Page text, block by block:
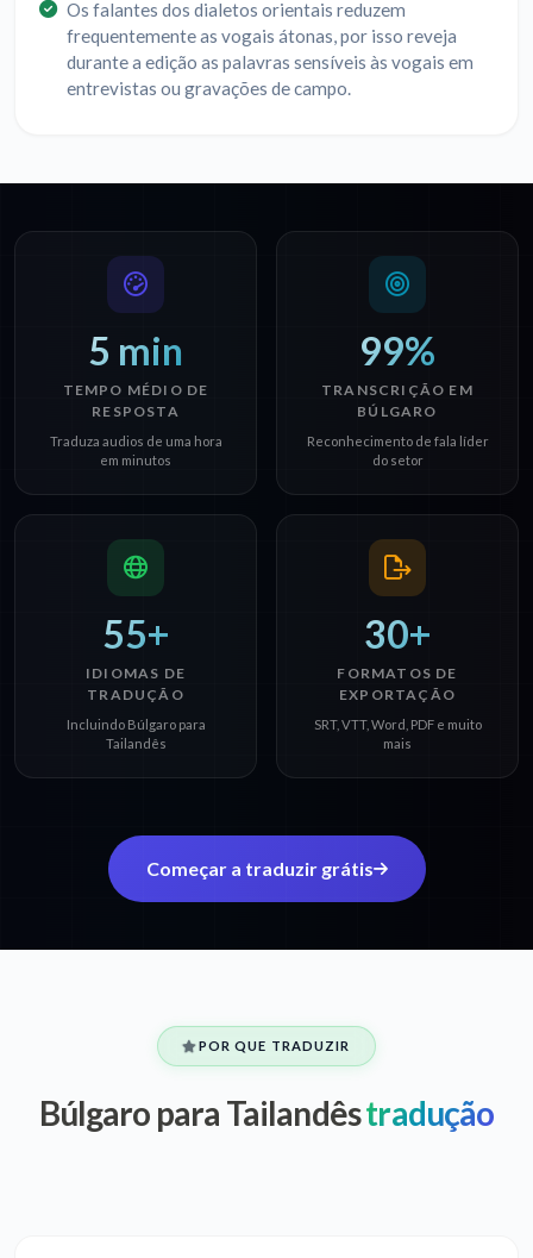
Os falantes dos dialetos orientais reduzem
frequentemente as vogais átonas, por isso reveja
durante a edição as palavras sensíveis às vogais em
entrevistas ou gravações de campo.
5 min
TEMPO MÉDIO DE
RESPOSTA
Traduza audios de uma hora
em minutos
99%
TRANSCRIÇÃO EM
BÚLGARO
Reconhecimento de fala líder
do setor
55+
IDIOMAS DE
TRADUÇÃO
Incluindo Búlgaro para
Tailandês
30+
FORMATOS DE
EXPORTAÇÃO
SRT, VTT, Word, PDF e muito
mais
Começar a traduzir grátis
POR QUE TRADUZIR
Búlgaro para Tailandêstradução